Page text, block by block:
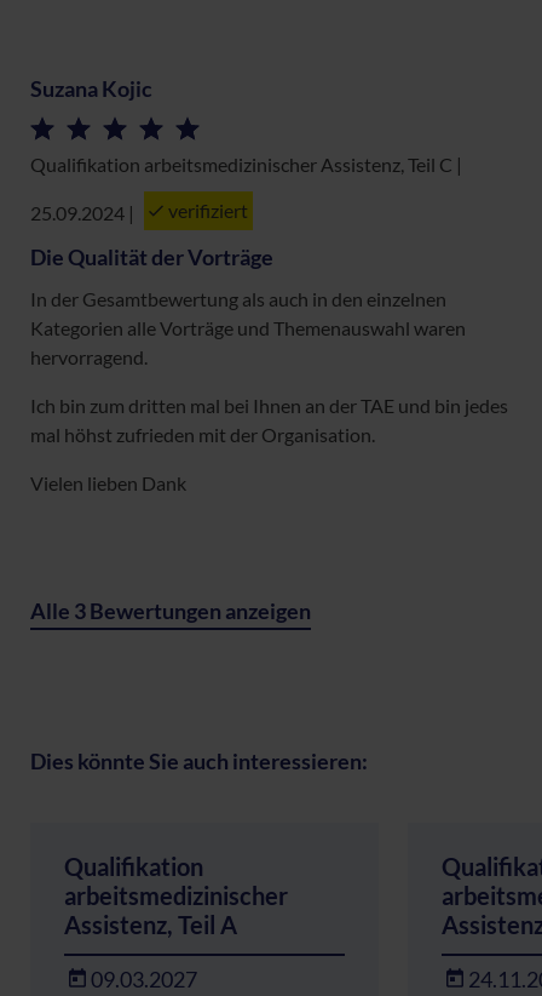
Suzana Kojic
Qualifikation arbeitsmedizinischer Assistenz, Teil C |
25.09.2024 | verifiziert
Die Qualität der Vorträge
In der Gesamtbewertung als auch in den einzelnen
Kategorien alle Vorträge und Themenauswahl waren
hervorragend.
Ich bin zum dritten mal bei Ihnen an der TAE und bin jedes
mal höhst zufrieden mit der Organisation.
Vielen lieben Dank
Alle 3 Bewertungen anzeigen
Dies könnte Sie auch interessieren:
Qualifikation
arbeitsmedizinischer
Assistenz, Teil A
09.03.2027